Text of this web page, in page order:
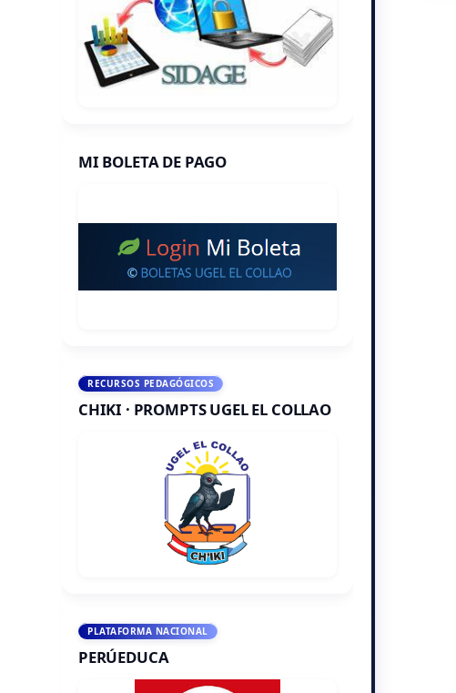
MI BOLETA DE PAGO
RECURSOS PEDAGÓGICOS
CHIKI · PROMPTS UGEL EL COLLAO
PLATAFORMA NACIONAL
PERÚEDUCA